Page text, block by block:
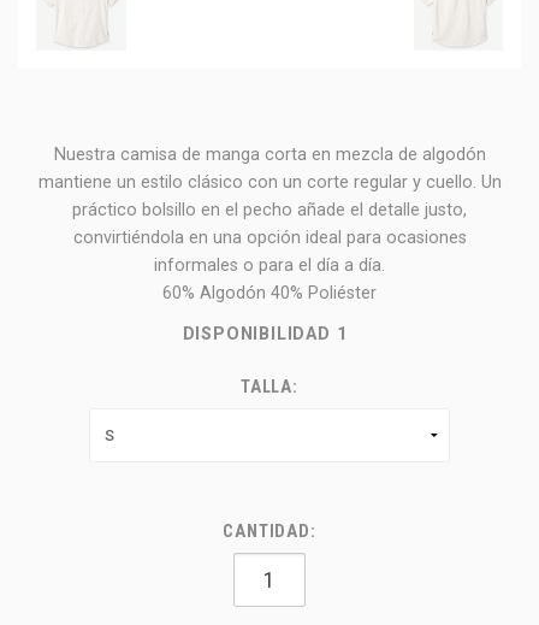
Nuestra camisa de manga corta en mezcla de algodón
mantiene un estilo clásico con un corte regular y cuello. Un
práctico bolsillo en el pecho añade el detalle justo,
convirtiéndola en una opción ideal para ocasiones
informales o para el día a día.
60% Algodón 40% Poliéster
DISPONIBILIDAD 1
TALLA:
CANTIDAD: